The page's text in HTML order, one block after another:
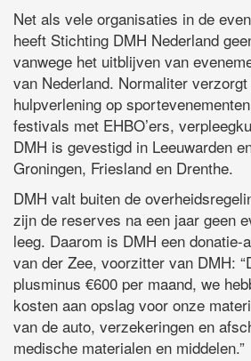
Net als vele organisaties in de
heeft Stichting DMH Nederland
vanwege het uitblijven van
van Nederland. Normaliter
hulpverlening op
festivals met EHBO’ers,
DMH is gevestigd in Leeuwarden
Groningen, Friesland en Drenthe.
DMH valt buiten de
zijn de reserves na een jaar geen
leeg. Daarom is DMH een donatie-
van der Zee, voorzitter van DMH:
plusminus €600 per maand, we
kosten aan opslag voor onze
van de auto, verzekeringen en
medische materialen en middelen.”